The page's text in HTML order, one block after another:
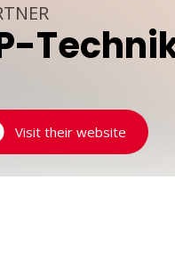
Visit their website